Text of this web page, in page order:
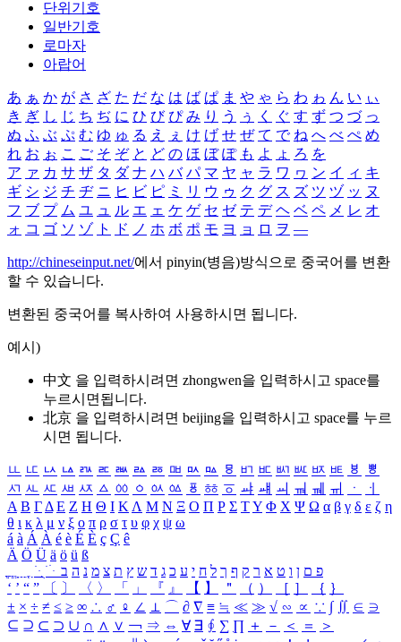
단위기호
일반기호
로마자
아랍어
あ ぁ か が さ ざ た だ な は ば ぱ ま や ゃ ら わ ゎ ん い ぃ
き ぎ し じ ち ぢ に ひ び ぴ み り う ぅ く ぐ す ず つ づ っ
ぬ ふ ぶ ぷ む ゆ ゅ る え ぇ け げ せ ぜ て で ね へ べ ぺ め
れ お ぉ こ ご そ ぞ と ど の ほ ぼ ぽ も よ ょ ろ を
ア ァ カ サ ザ タ ダ ナ ハ バ パ マ ヤ ャ ラ ワ ヮ ン イ ィ キ
ギ シ ジ チ ヂ ニ ヒ ビ ピ ミ リ ウ ゥ ク グ ス ズ ツ ヅ ッ ヌ
フ ブ プ ム ユ ュ ル エ ェ ケ ゲ セ ゼ テ デ ヘ ベ ペ メ レ オ
ォ コ ゴ ソ ゾ ト ド ノ ホ ボ ポ モ ヨ ョ ロ ヲ ―
http://chineseinput.net/에서 pinyin(병음)방식으로 중국어를 변환
할 수 있습니다.
변환된 중국어를 복사하여 사용하시면 됩니다.
예시)
中文 을 입력하시려면 zhongwen을 입력하시고 space를
누르시면됩니다.
北京 을 입력하시려면 beijing을 입력하시고 space를 누르
시면 됩니다.
ㅥ ㅦ ㅧ ㅨ ㅩ ㅪ ㅫ ㅬ ㅭ ㅮ ㅯ ㅰ ㅱ ㅲ ㅳ ㅴ ㅵ ㅶ ㅷ ㅸ
ㅹ
ㅺ ㅻ ㅼ ㅽ ㅾ ㅿ ㆀ ㆁ ㆂ ㆃ ㆄ ㆅ ㆆ ㆇ ㆈ ㆉ ㆊ ㆋ ㆌ ㆍ
ㆎ
Α Β ΓΔ Ε Ζ Η Θ Ι ΚΛ Μ Ν Ξ Ο Π Ρ Σ ΤΥ Φ Χ Ψ Ω α β γ δ ε ζ η
θ ι κ λ μ ν ξ ο π ρ σ τ υ φ χ ψ ω
á à Á À é è É È ç Ç ê
Ä Ö Ü ä ö ü ß
ִֶֹ ֻּ ׁׂ פ ם ן ו ט א ר ק ף ך ל ח י ע כ ג ד ש ץ ת צ מ נ ה ב
‘ ’ “ ” 〔 〕 〈 〉 「 」 『 』 【 】 ＂ （ ） ［ ］ ｛ ｝
± × ÷ ≠ ≤ ≥ ∞ ∴ ♂ ♀ ∠ ⊥ ⌒ ∂ ∇ ≡ ≒ ≪ ≫ √ ∽ ∝ ∵ ∫ ∬ ∈ ∋
⊆ ⊇ ⊂ ⊃ ∪ ∩ ∧ ∨ ￢ ⇒ ⇔ ∀ ∃ ∮ ∑ ∏ ＋ － ＜ ＝
＞